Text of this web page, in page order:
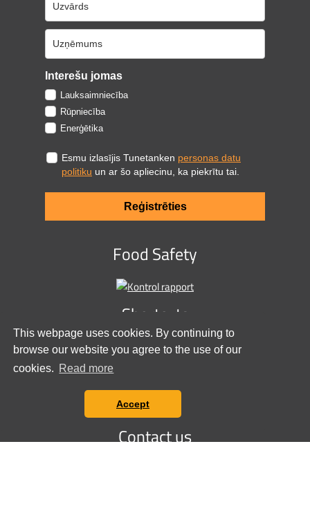
This webpage uses cookies. By continuing to
browse our website you agree to the use of our
cookies. Read more
Accept
Interešu jomas
Lauksaimniecība
Rūpniecība
Enerģētika
Esmu izlasījis Tunetanken personas datu
politiku un ar šo apliecinu, ka piekrītu tai.
Reģistrēties
Food Safety
Shortcuts
Danish food approval
Privacy policy
Cookie policy
Contact us